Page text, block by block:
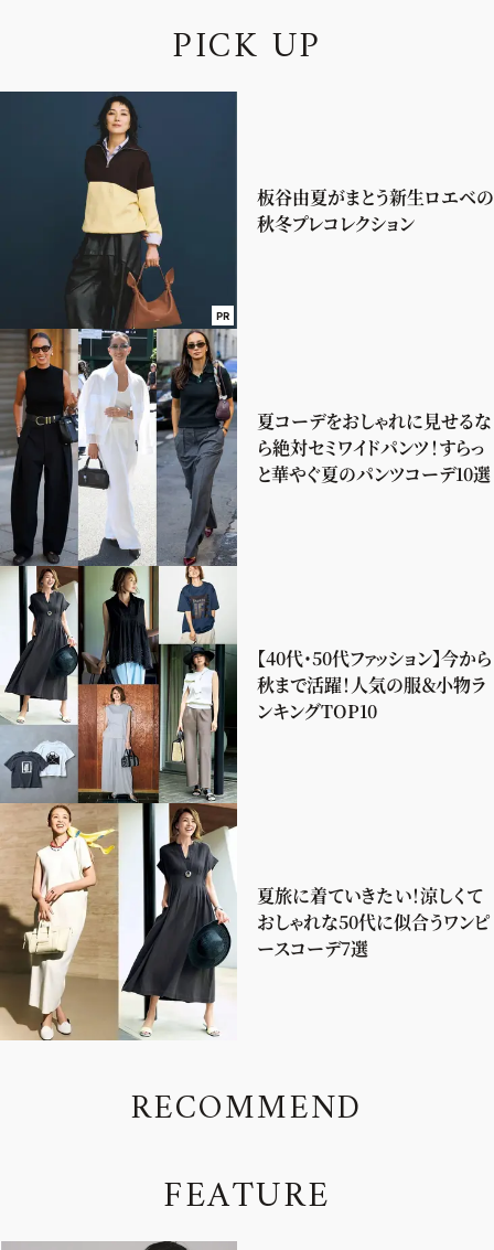
PICK UP
PR
板谷由夏がまとう新生ロエベの
秋冬プレコレクション
夏コーデをおしゃれに見せるな
ら絶対セミワイドパンツ！すらっ
と華やぐ夏のパンツコーデ10選
【40代・50代ファッション】今から
秋まで活躍！人気の服＆小物ラ
ンキングTOP10
夏旅に着ていきたい！涼しくて
おしゃれな50代に似合うワンピ
ースコーデ7選
RECOMMEND
FEATURE